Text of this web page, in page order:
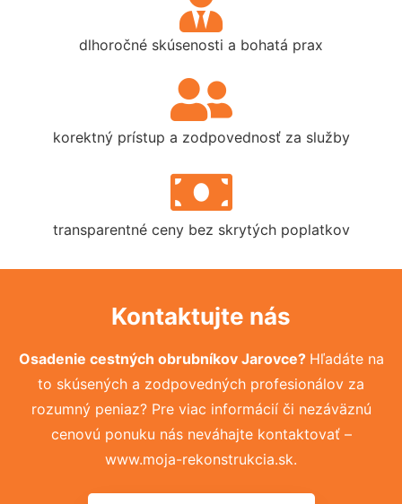
dlhoročné skúsenosti a bohatá prax
korektný prístup a zodpovednosť za služby
transparentné ceny bez skrytých poplatkov
Kontaktujte nás
Osadenie cestných obrubníkov Jarovce? Hľadáte na
to skúsených a zodpovedných profesionálov za
rozumný peniaz? Pre viac informácií či nezáväznú
cenovú ponuku nás neváhajte kontaktovať –
www.moja-rekonstrukcia.sk.